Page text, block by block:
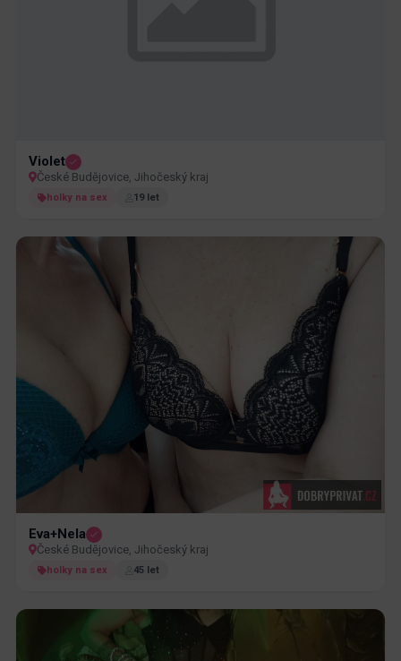
Violet
České Budějovice, Jihočeský kraj
holky na sex 19 let
Eva+Nela
České Budějovice, Jihočeský kraj
holky na sex 45 let